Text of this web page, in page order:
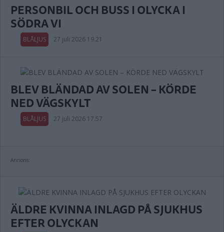
PERSONBIL OCH BUSS I OLYCKA I
SÖDRA VI
BLÅLJUS 27 juli 2026 19.21
BLEV BLÄNDAD AV SOLEN – KÖRDE
NED VÄGSKYLT
BLÅLJUS 27 juli 2026 17.57
Annons:
ÄLDRE KVINNA INLAGD PÅ SJUKHUS
EFTER OLYCKAN